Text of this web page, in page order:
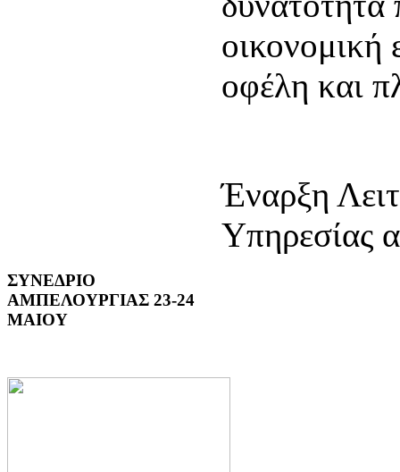
οικονομική
οφέλη και
Έναρξη
Υπηρεσίας
ΣΥΝΕΔΡΙΟ
ΑΜΠΕΛΟΥΡΓΙΑΣ 23-24
ΜΑΙΟΥ